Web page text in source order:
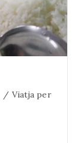
/ Viatja per